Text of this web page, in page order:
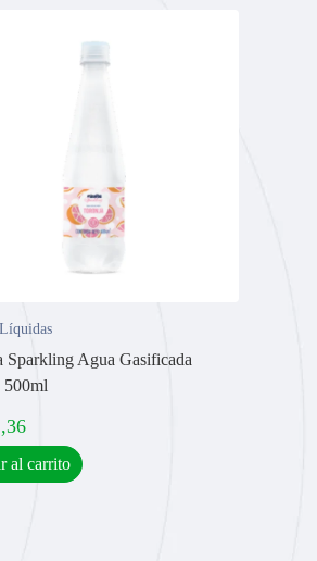
Sparkling Agua Gasificada
500ml
al carrito